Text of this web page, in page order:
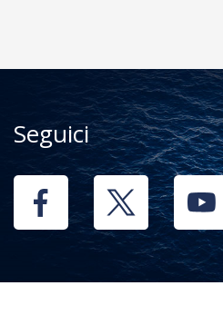
Seguici